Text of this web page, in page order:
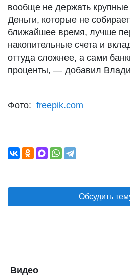
вообще не держать
Деньги, которые не
ближайшее время, лучше
накопительные счета и
оттуда сложнее, а сами
проценты, — добавил
Фото: freepik.com
Обсудить
Видео